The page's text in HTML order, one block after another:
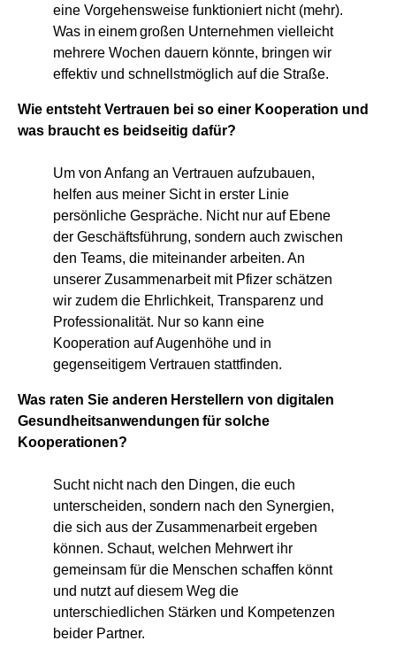
eine Vorgehensweise funktioniert nicht (mehr).
Was in einem großen Unternehmen vielleicht
mehrere Wochen dauern könnte, bringen wir
effektiv und schnellstmöglich auf die Straße.
Wie entsteht Vertrauen bei so einer Kooperation und
was braucht es beidseitig dafür?
Um von Anfang an Vertrauen aufzubauen,
helfen aus meiner Sicht in erster Linie
persönliche Gespräche. Nicht nur auf Ebene
der Geschäftsführung, sondern auch zwischen
den Teams, die miteinander arbeiten. An
unserer Zusammenarbeit mit Pfizer schätzen
wir zudem die Ehrlichkeit, Transparenz und
Professionalität. Nur so kann eine
Kooperation auf Augenhöhe und in
gegenseitigem Vertrauen stattfinden.
Was raten Sie anderen Herstellern von digitalen
Gesundheitsanwendungen für solche
Kooperationen?
Sucht nicht nach den Dingen, die euch
unterscheiden, sondern nach den Synergien,
die sich aus der Zusammenarbeit ergeben
können. Schaut, welchen Mehrwert ihr
gemeinsam für die Menschen schaffen könnt
und nutzt auf diesem Weg die
unterschiedlichen Stärken und Kompetenzen
beider Partner.